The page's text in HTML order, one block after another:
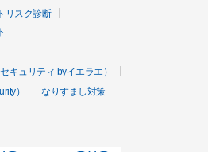
リスク診断
キュリティ byイエラエ）
）
なりすまし対策